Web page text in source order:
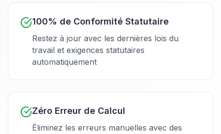
100% de Conformité Statutaire
Restez à jour avec les dernières lois du
travail et exigences statutaires
automatiquement
Zéro Erreur de Calcul
Éliminez les erreurs manuelles avec des